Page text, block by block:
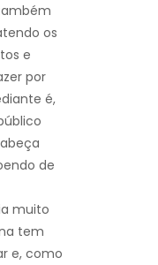
os
e
por
é,
de
muito
tem
e, como